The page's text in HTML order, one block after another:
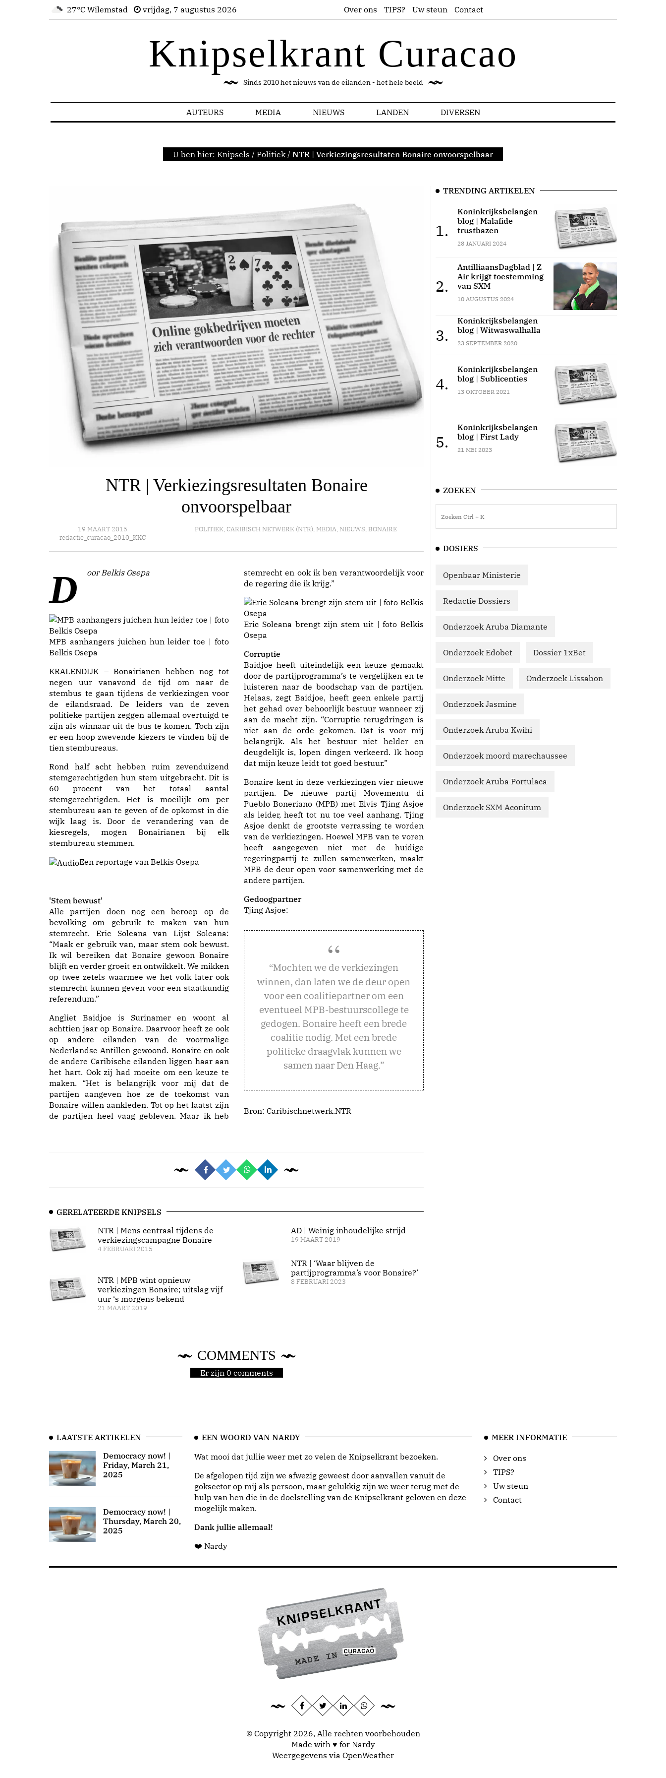
27°C Wilemstad vrijdag, 7 augustus 2026 Over ons TIPS? Uw steun Contact
Knipselkrant Curacao
Sinds 2010 het nieuws van de eilanden - het hele beeld
AUTEURS MEDIA NIEUWS LANDEN DIVERSEN
U ben hier: Knipsels / Politiek / NTR | Verkiezingsresultaten Bonaire onvoorspelbaar
NTR | Verkiezingsresultaten Bonaire
onvoorspelbaar
19 MAART 2015
redactie_curacao_2010_KKC
POLITIEK, CARIBISCH NETWERK (NTR), MEDIA, NIEUWS, BONAIRE
Door Belkis Osepa
MPB aanhangers juichen hun leider toe | foto
Belkis Osepa
KRALENDIJK – Bonairianen hebben nog tot
negen uur vanavond de tijd om naar de
stembus te gaan tijdens de verkiezingen voor
de eilandsraad. De leiders van de zeven
politieke partijen zeggen allemaal overtuigd te
zijn als winnaar uit de bus te komen. Toch zijn
er een hoop zwevende kiezers te vinden bij de
tien stembureaus.
Rond half acht hebben ruim zevenduizend
stemgerechtigden hun stem uitgebracht. Dit is
60 procent van het totaal aantal
stemgerechtigden. Het is moeilijk om per
stembureau aan te geven of de opkomst in die
wijk laag is. Door de verandering van de
kiesregels, mogen Bonairianen bij elk
stembureau stemmen.
Een reportage van Belkis Osepa
'Stem bewust'
Alle partijen doen nog een beroep op de
bevolking om gebruik te maken van hun
stemrecht. Eric Soleana van Lijst Soleana:
“Maak er gebruik van, maar stem ook bewust.
Ik wil bereiken dat Bonaire gewoon Bonaire
blijft en verder groeit en ontwikkelt. We mikken
op twee zetels waarmee we het volk later ook
stemrecht kunnen geven voor een staatkundig
referendum.”
Angliet Baidjoe is Surinamer en woont al
achttien jaar op Bonaire. Daarvoor heeft ze ook
op andere eilanden van de voormalige
Nederlandse Antillen gewoond. Bonaire en ook
de andere Caribische eilanden liggen haar aan
het hart. Ook zij had moeite om een keuze te
maken. “Het is belangrijk voor mij dat de
partijen aangeven hoe ze de toekomst van
Bonaire willen aankleden. Tot op het laatst zijn
de partijen heel vaag gebleven. Maar ik heb
stemrecht en ook ik ben verantwoordelijk voor
de regering die ik krijg.”
Eric Soleana brengt zijn stem uit | foto Belkis
Osepa
Corruptie
Baidjoe heeft uiteindelijk een keuze gemaakt
door de partijprogramma’s te vergelijken en te
luisteren naar de boodschap van de partijen.
Helaas, zegt Baidjoe, heeft geen enkele partij
het gehad over behoorlijk bestuur wanneer zij
aan de macht zijn. “Corruptie terugdringen is
niet aan de orde gekomen. Dat is voor mij
belangrijk. Als het bestuur niet helder en
deugdelijk is, lopen dingen verkeerd. Ik hoop
dat mijn keuze leidt tot goed bestuur.”
Bonaire kent in deze verkiezingen vier nieuwe
partijen. De nieuwe partij Movementu di
Pueblo Boneriano (MPB) met Elvis Tjing Asjoe
als leider, heeft tot nu toe veel aanhang. Tjing
Asjoe denkt de grootste verrassing te worden
van de verkiezingen. Hoewel MPB van te voren
heeft aangegeven niet met de huidige
regeringpartij te zullen samenwerken, maakt
MPB de deur open voor samenwerking met de
andere partijen.
Gedoogpartner
Tjing Asjoe:
“Mochten we de verkiezingen
winnen, dan laten we de deur open
voor een coalitiepartner om een
eventueel MPB-bestuurscollege te
gedogen. Bonaire heeft een brede
coalitie nodig. Met een brede
politieke draagvlak kunnen we
samen naar Den Haag.”
Bron: Caribischnetwerk.NTR
GERELATEERDE KNIPSELS
NTR | Mens centraal tijdens de
verkiezingscampagne Bonaire
4 FEBRUARI 2015
NTR | MPB wint opnieuw
verkiezingen Bonaire; uitslag vijf
uur ‘s morgens bekend
21 MAART 2019
AD | Weinig inhoudelijke strijd
19 MAART 2019
NTR | ‘Waar blijven de
partijprogramma’s voor Bonaire?’
8 FEBRUARI 2023
COMMENTS
Er zijn 0 comments
TRENDING ARTIKELEN
1.
Koninkrijksbelangen
blog | Malafide
trustbazen
28 JANUARI 2024
2.
AntilliaansDagblad | Z
Air krijgt toestemming
van SXM
10 AUGUSTUS 2024
3.
Koninkrijksbelangen
blog | Witwaswalhalla
23 SEPTEMBER 2020
4.
Koninkrijksbelangen
blog | Sublicenties
13 OKTOBER 2021
5.
Koninkrijksbelangen
blog | First Lady
21 MEI 2023
ZOEKEN
DOSIERS
Openbaar Ministerie
Redactie Dossiers
Onderzoek Aruba Diamante
Onderzoek Edobet Dossier 1xBet
Onderzoek Mitte Onderzoek Lissabon
Onderzoek Jasmine
Onderzoek Aruba Kwihi
Onderzoek moord marechaussee
Onderzoek Aruba Portulaca
Onderzoek SXM Aconitum
LAATSTE ARTIKELEN
Democracy now! |
Friday, March 21,
2025
Democracy now! |
Thursday, March 20,
2025
EEN WOORD VAN NARDY
Wat mooi dat jullie weer met zo velen de Knipselkrant bezoeken.
De afgelopen tijd zijn we afwezig geweest door aanvallen vanuit de
goksector op mij als persoon, maar gelukkig zijn we weer terug met de
hulp van hen die in de doelstelling van de Knipselkrant geloven en deze
mogelijk maken.
Dank jullie allemaal!
❤️ Nardy
MEER INFORMATIE
Over ons
TIPS?
Uw steun
Contact
© Copyright 2026, Alle rechten voorbehouden
Made with ♥ for Nardy
Weergegevens via OpenWeather